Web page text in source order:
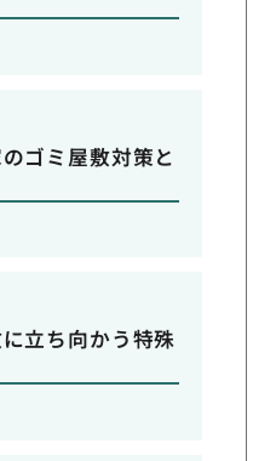
ゴミ屋敷対策と
立ち向かう特殊